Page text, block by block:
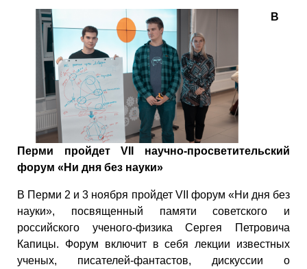
В
Перми пройдет VII научно-просветительский
форум «Ни дня без науки»
В Перми 2 и 3 ноября пройдет VII форум «Ни дня без
науки», посвященный памяти советского и
российского ученого-физика Сергея Петровича
Капицы. Форум включит в себя лекции известных
ученых, писателей-фантастов, дискуссии о